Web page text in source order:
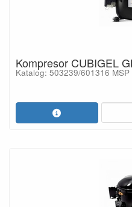
Kompresor CUBIGEL
Katalog: 503239/601316 MSP